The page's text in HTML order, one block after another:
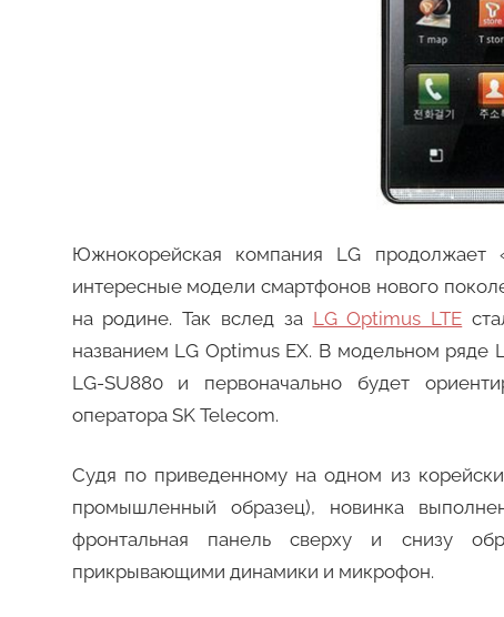
Южнокорейская компания LG продолжает
интересные модели смартфонов нового
на родине. Так вслед за LG Optimus LTE
названием LG Optimus EX. В модельном ряде
LG-SU880 и первоначально будет
оператора SK Telecom.
Судя по приведенному на одном из
промышленный образец), новинка
фронтальная панель сверху и снизу
прикрывающими динамики и микрофон.